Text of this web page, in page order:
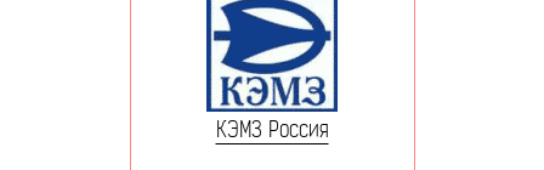
КЭМЗ Россия